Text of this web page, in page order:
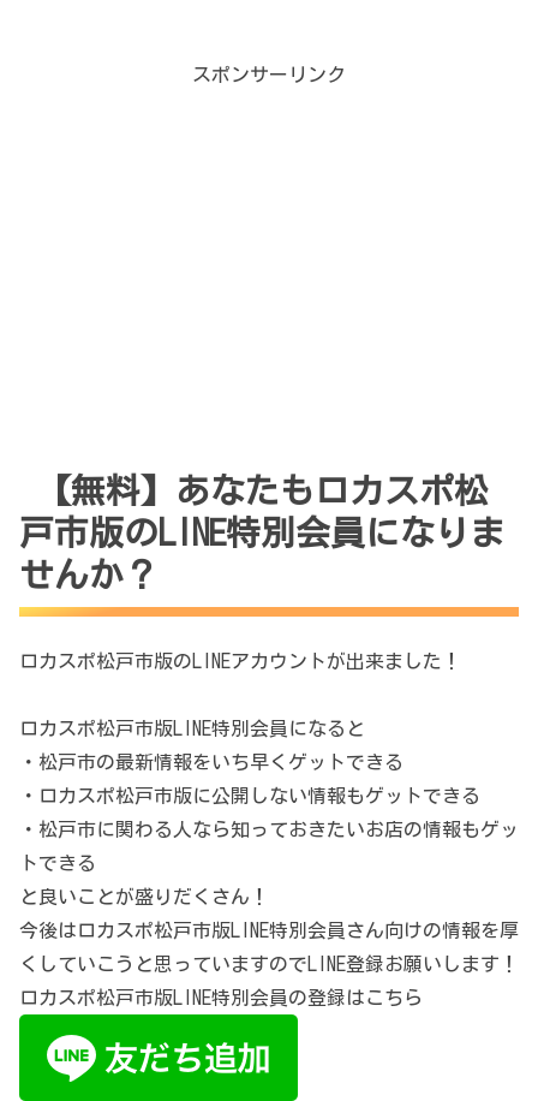
スポンサーリンク
【無料】あなたもロカスポ松
戸市版のLINE特別会員になりま
せんか？
ロカスポ松戸市版のLINEアカウントが出来ました！
ロカスポ松戸市版LINE特別会員になると
・松戸市の最新情報をいち早くゲットできる
・ロカスポ松戸市版に公開しない情報もゲットできる
・松戸市に関わる人なら知っておきたいお店の情報もゲッ
トできる
と良いことが盛りだくさん！
今後はロカスポ松戸市版LINE特別会員さん向けの情報を厚
くしていこうと思っていますのでLINE登録お願いします！
ロカスポ松戸市版LINE特別会員の登録はこちら